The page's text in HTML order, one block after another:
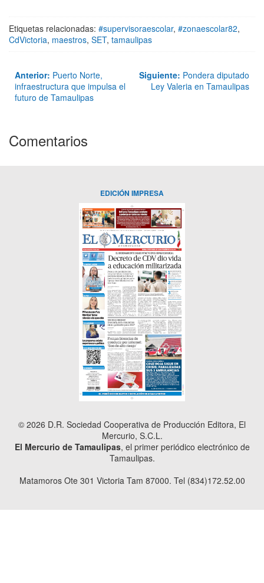
Etiquetas relacionadas: #supervisoraescolar, #zonaescolar82,
CdVictoria, maestros, SET, tamaulipas
Anterior: Puerto Norte,
infraestructura que impulsa el
futuro de Tamaulipas
Siguiente: Pondera diputado
Ley Valeria en Tamaulipas
Comentarios
EDICIÓN IMPRESA
© 2026 D.R. Sociedad Cooperativa de Producción Editora, El
Mercurio, S.C.L.
El Mercurio de Tamaulipas, el primer periódico electrónico de
Tamaulipas.
Matamoros Ote 301 Victoria Tam 87000. Tel (834)172.52.00